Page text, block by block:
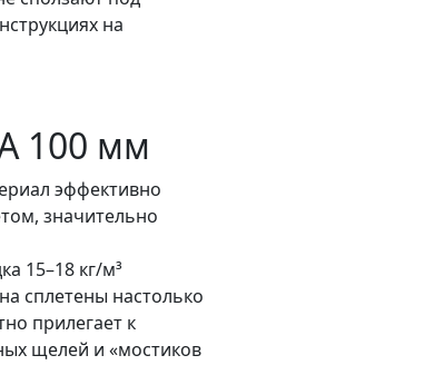
на
100 мм
эффективно
значительно
15–18 кг/м³
сплетены настолько
прилегает к
щелей и «мостиков